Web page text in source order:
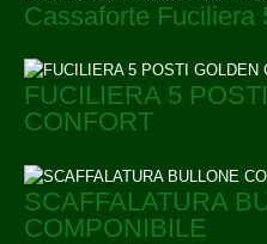
Cassaforte Fuciliera
FUCILIERA 5
CONFORT
SCAFFALATURA
COMPONIBILE